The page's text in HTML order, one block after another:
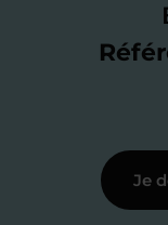
des
me mettre
j’échange
Étape 3
Je